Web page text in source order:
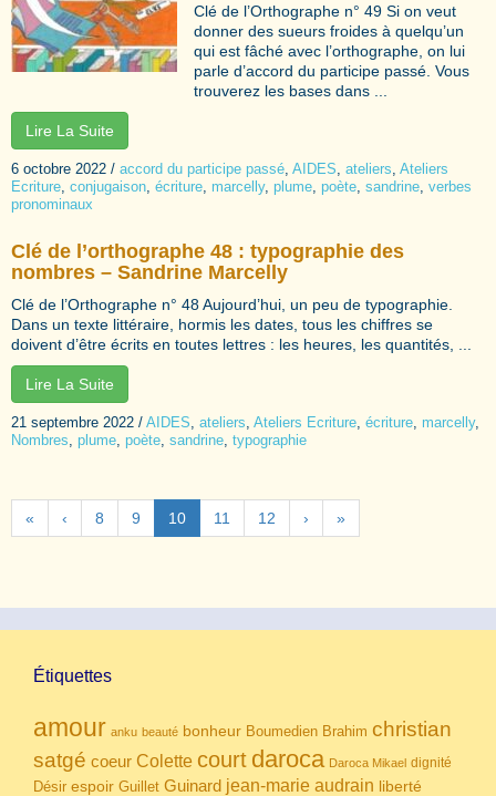
Clé de l’Orthographe n° 49 Si on veut
donner des sueurs froides à quelqu’un
qui est fâché avec l’orthographe, on lui
parle d’accord du participe passé. Vous
trouverez les bases dans ...
Lire La Suite
6 octobre 2022 / accord du participe passé AIDES ateliers Ateliers
Ecriture conjugaison écriture marcelly, plume poète sandrine verbes
pronominaux
Clé de l’orthographe 48 : typographie des
nombres – Sandrine Marcelly
Clé de l’Orthographe n° 48 Aujourd’hui, un peu de typographie.
Dans un texte littéraire, hormis les dates, tous les chiffres se
doivent d’être écrits en toutes lettres : les heures, les quantités, ...
Lire La Suite
21 septembre 2022 / AIDES ateliers Ateliers Ecriture écriture marcelly,
Nombres plume poète sandrine typographie
« ‹ 8 9 10 11 12 › »
Étiquettes
amour anku beauté bonheur Boumedien Brahim christian
satgé coeur Colette court daroca Daroca Mikael dignité
Désir espoir Guillet Guinard jean-marie audrain liberté